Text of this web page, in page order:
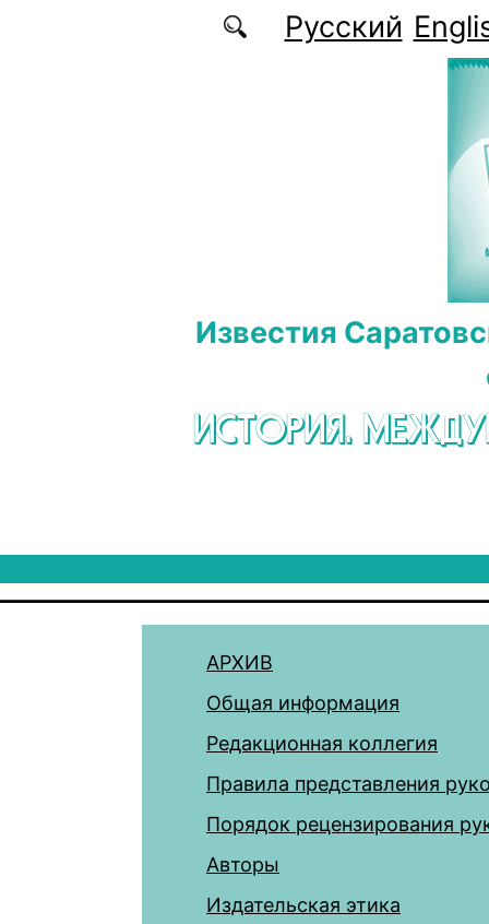
Перейти к основному содержаниюРусский
Известия
ИСТОРИЯ.
АРХИВ
Общая информация
Редакционная коллегия
Правила представления
Порядок рецензирования
Авторы
Издательская этика